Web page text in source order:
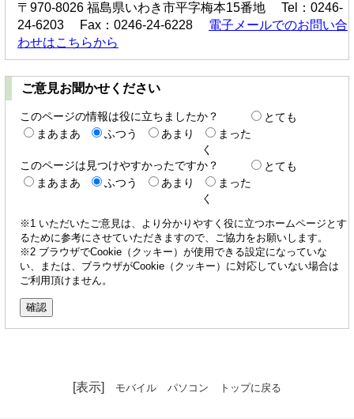
〒970-8026 福島県いわき市平字梅本15番地 Tel：0246-
24-6203 Fax：0246-24-6228 電子メールでのお問い合
わせはこちらから
ご意見お聞かせください
このページの情報は役に立ちましたか？
とても
まあまあ
ふつう あまり
まった
く
このページは見つけやすかったですか？
とても
まあまあ
ふつう あまり
まった
く
※1 いただいたご意見は、より分かりやすく役に立つホームページとす
るために参考にさせていただきますので、ご協力をお願いします。
※2 ブラウザでCookie（クッキー）が使用できる設定になっていな
い、または、ブラウザがCookie（クッキー）に対応していない場合は
ご利用頂けません。
[表示] モバイル パソコン トップに戻る